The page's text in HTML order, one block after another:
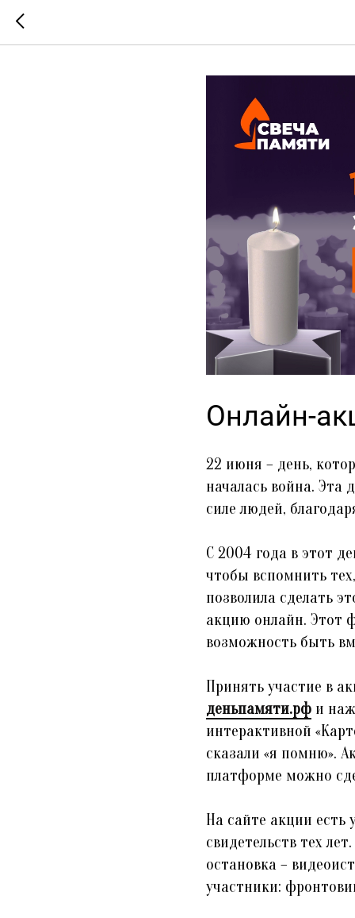
Онлайн-
22 июня – день,
началась война. Эта
силе людей,
С 2004 года в этот
чтобы вспомнить
позволила сделать
акцию онлайн. Этот
возможность быть
Принять участие в
деньпамяти.рф и
интерактивной
сказали «я помню».
платформе можно
На сайте акции есть
свидетельств тех
остановка –
участники: